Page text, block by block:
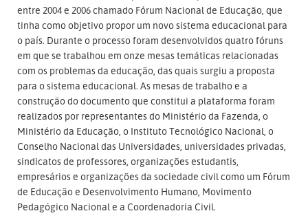
entre 2004 e 2006 chamado Fórum Nacional de Educação, que
tinha como objetivo propor um novo sistema educacional para
o país. Durante o processo foram desenvolvidos quatro fóruns
em que se trabalhou em onze mesas temáticas relacionadas
com os problemas da educação, das quais surgiu a proposta
para o sistema educacional. As mesas de trabalho e a
construção do documento que constitui a plataforma foram
realizados por representantes do Ministério da Fazenda, o
Ministério da Educação, o Instituto Tecnológico Nacional, o
Conselho Nacional das Universidades, universidades privadas,
sindicatos de professores, organizações estudantis,
empresários e organizações da sociedade civil como um Fórum
de Educação e Desenvolvimento Humano, Movimento
Pedagógico Nacional e a Coordenadoria Civil.